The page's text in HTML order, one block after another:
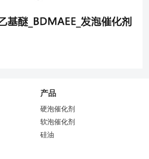
产品
硬泡催化剂
软泡催化剂
硅油